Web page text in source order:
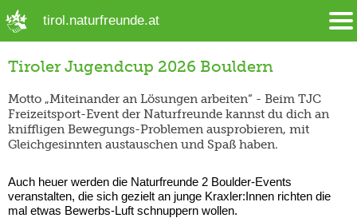
tirol.naturfreunde.at
Tiroler Jugendcup 2026 Bouldern
Motto „Miteinander an Lösungen arbeiten“ - Beim TJC
Freizeitsport-Event der Naturfreunde kannst du dich an
kniffligen Bewegungs-Problemen ausprobieren, mit
Gleichgesinnten austauschen und Spaß haben.
Auch heuer werden die Naturfreunde 2 Boulder-Events
veranstalten, die sich gezielt an junge Kraxler:Innen richten die
mal etwas Bewerbs-Luft schnuppern wollen.